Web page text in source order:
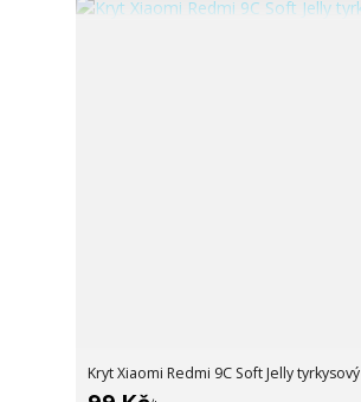
Kryt Xiaomi Redmi 9C Soft Jelly tyrkysový